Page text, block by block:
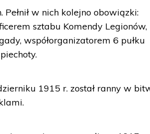
w nich kolejno obowiązki:
sztabu Komendy Legionów,
współorganizatorem 6 pułku
1915 r. został ranny w